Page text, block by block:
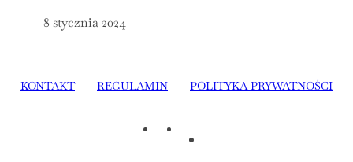
8 stycznia 2024
KONTAKT REGULAMIN POLITYKA PRYWATNOŚCI